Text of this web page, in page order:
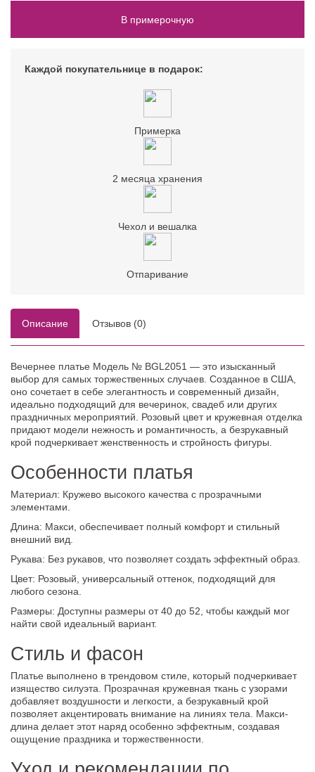
В примерочную
Каждой покупательнице в подарок:
Примерка
2 месяца хранения
Чехол и вешалка
Отпаривание
Описание Отзывов (0)
Вечернее платье Модель № BGL2051 — это изысканный
выбор для самых торжественных случаев. Созданное в США,
оно сочетает в себе элегантность и современный дизайн,
идеально подходящий для вечеринок, свадеб или других
праздничных мероприятий. Розовый цвет и кружевная отделка
придают модели нежность и романтичность, а безрукавный
крой подчеркивает женственность и стройность фигуры.
Особенности платья
Материал: Кружево высокого качества с прозрачными
элементами.
Длина: Макси, обеспечивает полный комфорт и стильный
внешний вид.
Рукава: Без рукавов, что позволяет создать эффектный образ.
Цвет: Розовый, универсальный оттенок, подходящий для
любого сезона.
Размеры: Доступны размеры от 40 до 52, чтобы каждый мог
найти свой идеальный вариант.
Стиль и фасон
Платье выполнено в трендовом стиле, который подчеркивает
изящество силуэта. Прозрачная кружевная ткань с узорами
добавляет воздушности и легкости, а безрукавный крой
позволяет акцентировать внимание на линиях тела. Макси-
длина делает этот наряд особенно эффектным, создавая
ощущение праздника и торжественности.